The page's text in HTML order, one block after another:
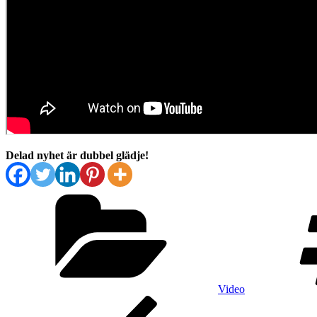
Delad nyhet är dubbel glädje!
Video
Inläggsnavigering